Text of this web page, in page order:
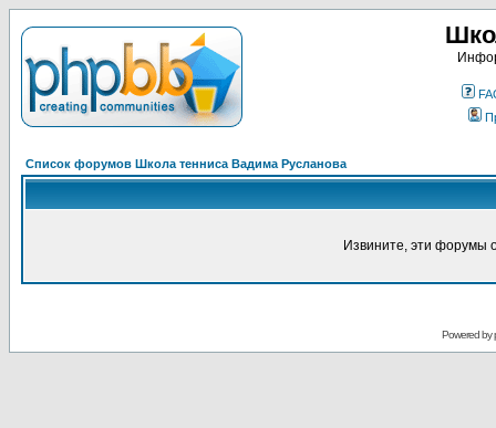
Список форумов Школа тенниса Вадима Русланова
Извините, эти форумы
Powered by